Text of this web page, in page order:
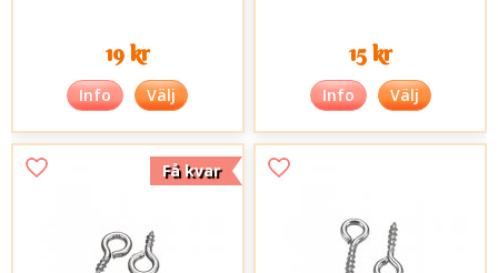
19 kr
Info Välj
15 kr
Info Välj
Få kvar